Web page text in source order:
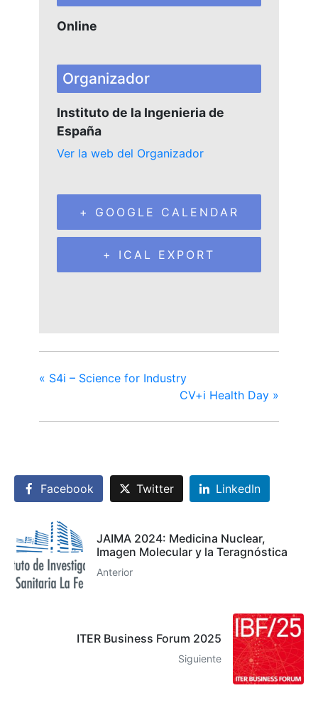
Online
Organizador
Instituto de la Ingenieria de
España
Ver la web del Organizador
+ GOOGLE CALENDAR
+ ICAL EXPORT
« S4i – Science for Industry
CV+i Health Day »
Facebook Twitter LinkedIn
JAIMA 2024: Medicina Nuclear,
Imagen Molecular y la Teragnóstica
Anterior
ITER Business Forum 2025
Siguiente